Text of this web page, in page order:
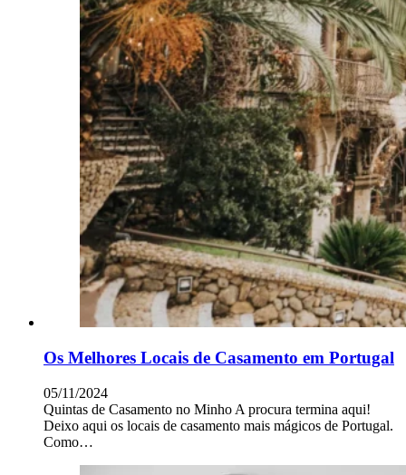
Os Melhores Locais de Casamento em Portugal
05/11/2024
Quintas de Casamento no Minho A procura termina aqui!
Deixo aqui os locais de casamento mais mágicos de Portugal.
Como…